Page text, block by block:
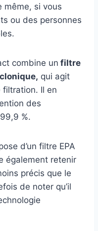
même, si vous
ou des personnes
combine un filtre
qui agit
filtration. Il en
des
%.
d’un filtre EPA
également retenir
précis que le
de noter qu’il